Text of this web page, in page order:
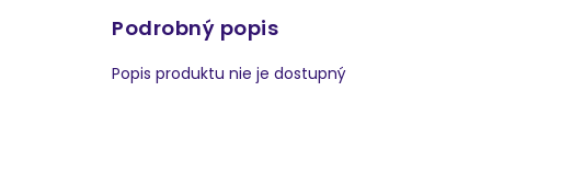
Podrobný popis
Popis produktu nie je dostupný